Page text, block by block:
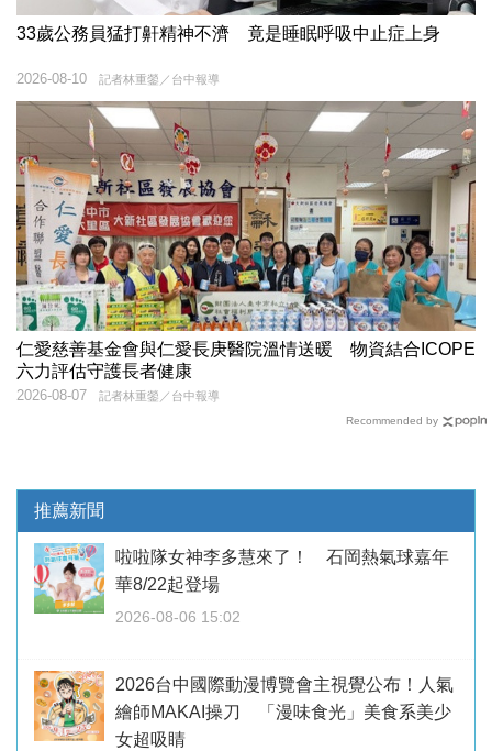
33歲公務員猛打鼾精神不濟 竟是睡眠呼吸中止症上身
記者林重鎣／台中報導
2026-08-10
仁愛慈善基金會與仁愛長庚醫院溫情送暖 物資結合ICOPE
六力評估守護長者健康
記者林重鎣／台中報導
2026-08-07
Recommended by
推薦新聞
啦啦隊女神李多慧來了！ 石岡熱氣球嘉年
華8/22起登場
2026-08-06 15:02
2026台中國際動漫博覽會主視覺公布！人氣
繪師MAKAI操刀 「漫味食光」美食系美少
女超吸睛